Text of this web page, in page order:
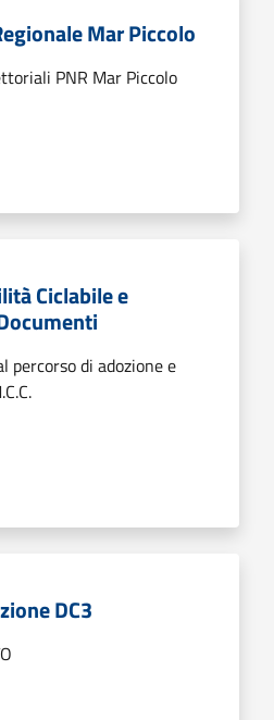
Mar Piccolo
PNR Mar Piccolo
Ciclabile e
percorso di adozione e
DC3